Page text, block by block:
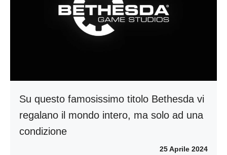
Su questo famosissimo titolo Bethesda vi
regalano il mondo intero, ma solo ad una
condizione
25 Aprile 2024